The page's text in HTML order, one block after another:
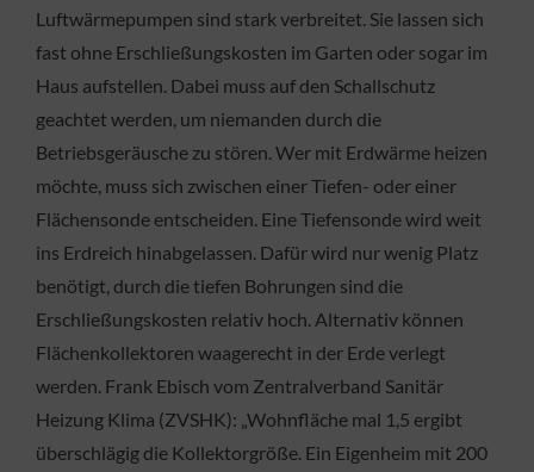
Luftwärmepumpen sind stark verbreitet. Sie lassen sich
fast ohne Erschließungskosten im Garten oder sogar im
Haus aufstellen. Dabei muss auf den Schallschutz
geachtet werden, um niemanden durch die
Betriebsgeräusche zu stören. Wer mit Erdwärme heizen
möchte, muss sich zwischen einer Tiefen- oder einer
Flächensonde entscheiden. Eine Tiefensonde wird weit
ins Erdreich hinabgelassen. Dafür wird nur wenig Platz
benötigt, durch die tiefen Bohrungen sind die
Erschließungskosten relativ hoch. Alternativ können
Flächenkollektoren waagerecht in der Erde verlegt
werden. Frank Ebisch vom Zentralverband Sanitär
Heizung Klima (ZVSHK): „Wohnfläche mal 1,5 ergibt
überschlägig die Kollektorgröße. Ein Eigenheim mit 200